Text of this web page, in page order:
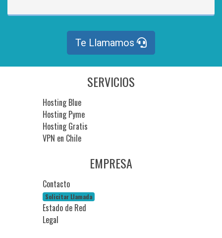
Te Llamamos
SERVICIOS
Hosting Blue
Hosting Pyme
Hosting Gratis
VPN en Chile
EMPRESA
Contacto
Solicitar Llamada
Estado de Red
Legal